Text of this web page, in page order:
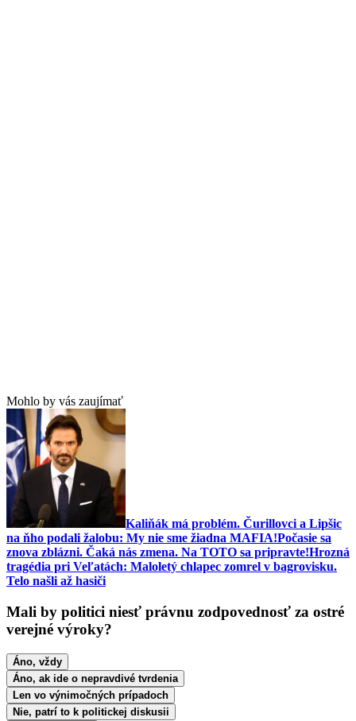
Mohlo by vás zaujímať
Kaliňák má problém. Čurillovci a Lipšic
na ňho podali žalobu: My nie sme žiadna MAFIA!Počasie sa
znova zblázni. Čaká nás zmena. Na TOTO sa pripravte!Hrozná
tragédia pri Veľatách: Maloletý chlapec zomrel v bagrovisku.
Telo našli až hasiči
Mali by politici niesť právnu zodpovednosť za ostré
verejné výroky?
Áno, vždy
Áno, ak ide o nepravdivé tvrdenia
Len vo výnimočných prípadoch
Nie, patrí to k politickej diskusii